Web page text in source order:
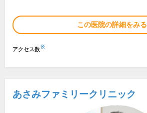
この医院の詳細をみる
アクセス数※
あさみファミリークリニック